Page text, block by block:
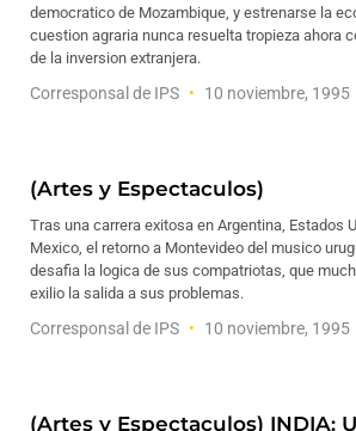
democratico de Mozambique, y estrenarse la
cuestion agraria nunca resuelta tropieza ahora
de la inversion extranjera.
Corresponsal de IPS 10 noviembre, 1995
(Artes y Espectaculos)
Tras una carrera exitosa en Argentina, Estados
Mexico, el retorno a Montevideo del musico
desafia la logica de sus compatriotas, que
exilio la salida a sus problemas.
Corresponsal de IPS 10 noviembre, 1995
(Artes y Espectaculos) INDIA: